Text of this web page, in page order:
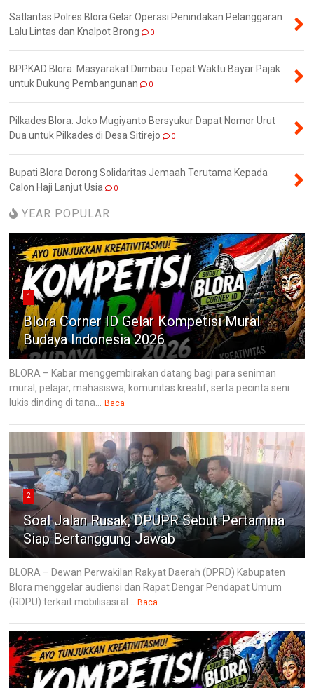
Satlantas Polres Blora Gelar Operasi Penindakan Pelanggaran
Lalu Lintas dan Knalpot Brong
0
BPPKAD Blora: Masyarakat Diimbau Tepat Waktu Bayar Pajak
untuk Dukung Pembangunan
0
Pilkades Blora: Joko Mugiyanto Bersyukur Dapat Nomor Urut
Dua untuk Pilkades di Desa Sitirejo
0
Bupati Blora Dorong Solidaritas Jemaah Terutama Kepada
Calon Haji Lanjut Usia
0
YEAR POPULAR
1
Blora Corner ID Gelar Kompetisi Mural
Budaya Indonesia 2026
BLORA – Kabar menggembirakan datang bagi para seniman
mural, pelajar, mahasiswa, komunitas kreatif, serta pecinta seni
lukis dinding di tana...
Baca
2
Soal Jalan Rusak, DPUPR Sebut Pertamina
Siap Bertanggung Jawab
BLORA – Dewan Perwakilan Rakyat Daerah (DPRD) Kabupaten
Blora menggelar audiensi dan Rapat Dengar Pendapat Umum
(RDPU) terkait mobilisasi al...
Baca